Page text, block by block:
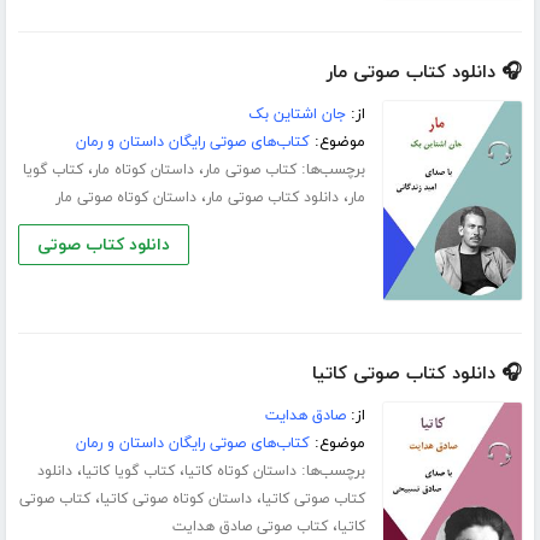
🎧 دانلود کتاب صوتی مار
از:جان اشتاین بک
موضوع:کتاب‌های صوتی رایگان داستان و رمان
برچسب‌ها:کتاب صوتی مار،داستان کوتاه مار،کتاب گویا
مار،دانلود کتاب صوتی مار،داستان کوتاه صوتی مار
دانلود کتاب صوتی
🎧 دانلود کتاب صوتی کاتیا
از:صادق هدایت
موضوع:کتاب‌های صوتی رایگان داستان و رمان
برچسب‌ها:داستان کوتاه کاتیا،کتاب گویا کاتیا،دانلود
کتاب صوتی کاتیا،داستان کوتاه صوتی کاتیا،کتاب صوتی
کاتیا،کتاب صوتی صادق هدایت